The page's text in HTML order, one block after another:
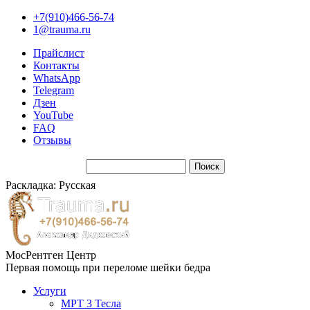
+7(910)466-56-74
1@trauma.ru
Прайслист
Контакты
WhatsApp
Telegram
Дзен
YouTube
FAQ
Отзывы
Раскладка: Русская
МосРентген Центр
Первая помощь при переломе шейки бедра
Услуги
МРТ 3 Тесла